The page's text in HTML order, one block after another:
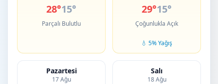
28°15°
Parçalı Bulutlu
29°15°
Çoğunlukla Açık
💧 5% Yağış
Pazartesi
17 Ağu
Salı
18 Ağu